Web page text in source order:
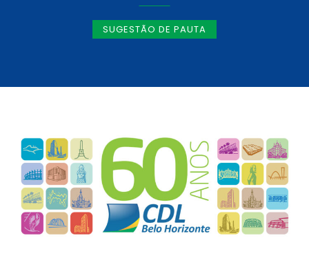
SUGESTÃO DE PAUTA